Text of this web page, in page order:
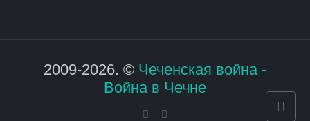
2009-2026. © Чеченская война -
Война в Чечне